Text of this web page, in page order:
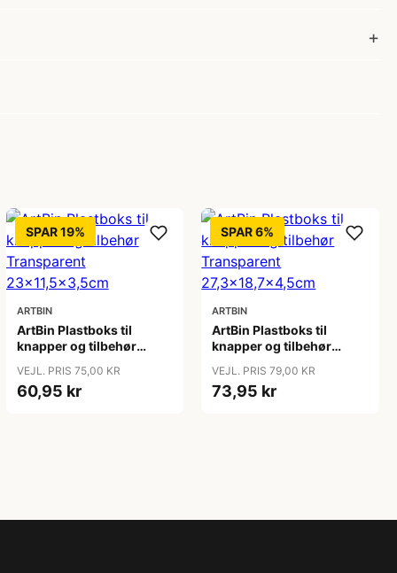
SPAR 19%
ARTBIN
ArtBin Plastboks til
knapper og tilbehør
23x11,5x3,5cm
VEJL. PRIS 75,00 KR
60,95 kr
SPAR 6%
ARTBIN
ArtBin Plastboks til
knapper og tilbehør
27,3x18,7x4,5cm
VEJL. PRIS 79,00 KR
73,95 kr